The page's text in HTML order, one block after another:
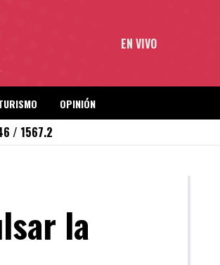
EN VIVO
OPINIÓN
/ 1567.2
la